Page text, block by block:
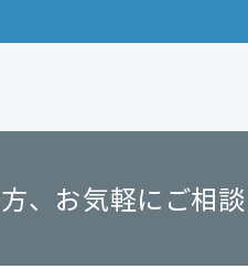
、 お気軽にご相